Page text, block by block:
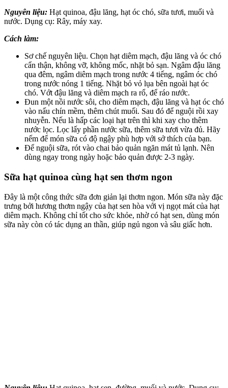
Nguyên liệu: Hạt quinoa, đậu lăng, hạt óc chó, sữa tươi, muối và
nước. Dụng cụ: Rây, máy xay.
Cách làm:
Sơ chế nguyên liệu. Chọn hạt diêm mạch, đậu lăng và óc chó
cẩn thận, không vỡ, không mốc, nhặt bỏ sạn. Ngâm đậu lăng
qua đêm, ngâm diêm mạch trong nước 4 tiếng, ngâm óc chó
trong nước nóng 1 tiếng. Nhặt bỏ vỏ lụa bên ngoài hạt óc
chó. Vớt đậu lăng và diêm mạch ra rổ, để ráo nước.
Đun một nồi nước sôi, cho diêm mạch, đậu lăng và hạt óc chó
vào nấu chín mềm, thêm chút muối. Sau đó để nguội rồi xay
nhuyễn. Nếu là hấp các loại hạt trên thì khi xay cho thêm
nước lọc. Lọc lấy phần nước sữa, thêm sữa tươi vừa đủ. Hãy
nếm để món sữa có độ ngậy phù hợp với sở thích của bạn.
Để nguội sữa, rót vào chai bảo quản ngăn mát tủ lạnh. Nên
dùng ngay trong ngày hoặc bảo quản được 2-3 ngày.
Sữa hạt quinoa cùng hạt sen thơm ngon
Đây là một công thức sữa đơn giản lại thơm ngon. Món sữa này đặc
trưng bởi hương thơm ngậy của hạt sen hòa với vị ngọt mát của hạt
diêm mạch. Không chỉ tốt cho sức khỏe, nhờ có hạt sen, dùng món
sữa này còn có tác dụng an thần, giúp ngủ ngon và sâu giấc hơn.